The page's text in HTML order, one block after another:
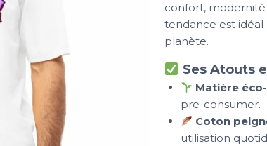
confort,
tendance est
planète.
Ses Atouts
Matière
pre-consumer.
Coton
utilisation